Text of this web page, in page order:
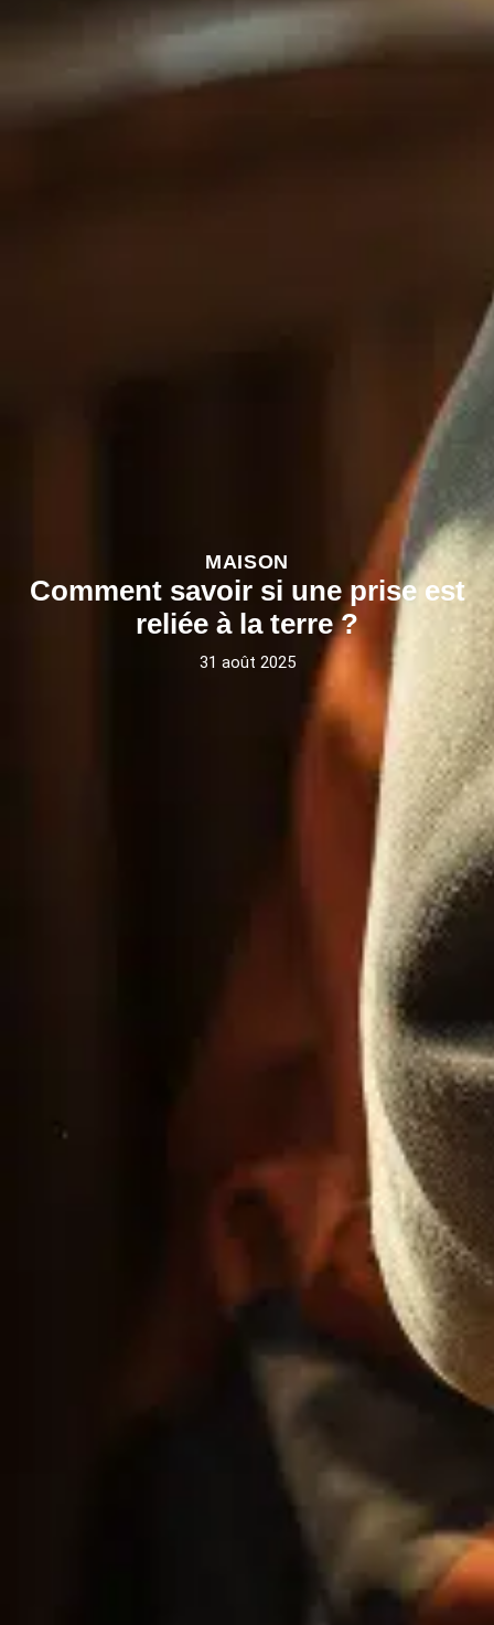
MAISON
Comment savoir si une prise est
reliée à la terre ?
31 août 2025